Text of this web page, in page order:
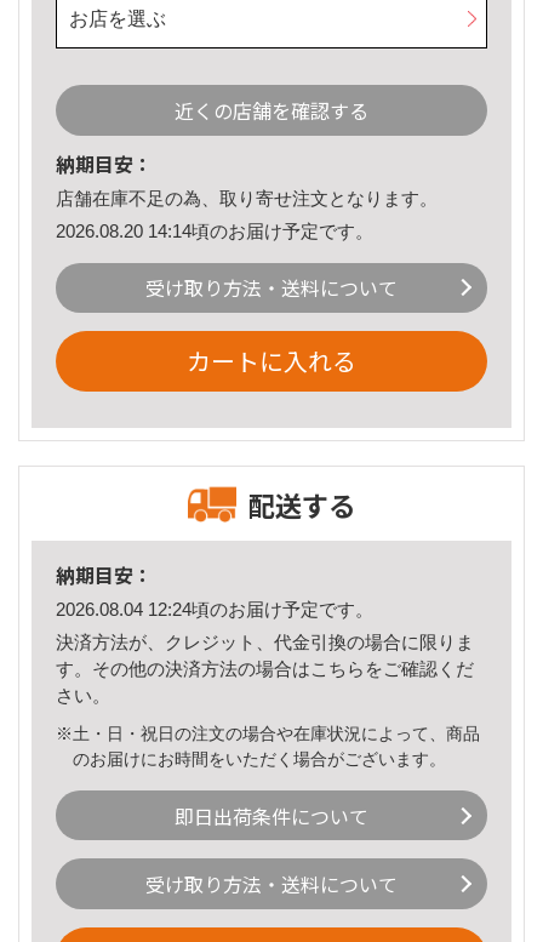
お店を選ぶ
近くの店舗を確認する
納期目安：
店舗在庫不足の為、取り寄せ注文となります。
2026.08.20 14:14頃のお届け予定です。
受け取り方法・送料について
カートに入れる
配送する
納期目安：
2026.08.04 12:24頃のお届け予定です。
決済方法が、クレジット、代金引換の場合に限りま
す。その他の決済方法の場合はこちら をご確認くだ
さい。
※土・日・祝日の注文の場合や在庫状況によって、商品
のお届けにお時間をいただく場合がございます。
即日出荷条件について
受け取り方法・送料について